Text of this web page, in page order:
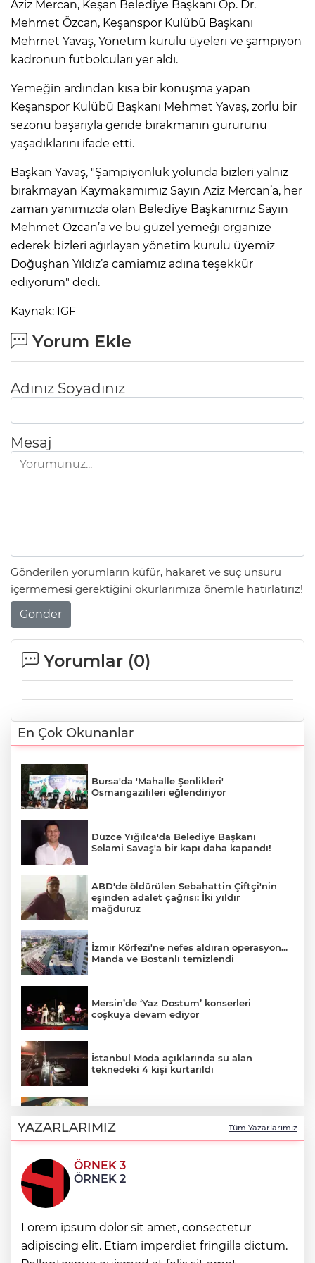
Aziz Mercan, Keşan Belediye Başkanı Op. Dr.
Mehmet Özcan, Keşanspor Kulübü Başkanı
Mehmet Yavaş, Yönetim kurulu üyeleri ve şampiyon
kadronun futbolcuları yer aldı.
Yemeğin ardından kısa bir konuşma yapan
Keşanspor Kulübü Başkanı Mehmet Yavaş, zorlu bir
sezonu başarıyla geride bırakmanın gururunu
yaşadıklarını ifade etti.
Başkan Yavaş, "Şampiyonluk yolunda bizleri yalnız
bırakmayan Kaymakamımız Sayın Aziz Mercan’a, her
zaman yanımızda olan Belediye Başkanımız Sayın
Mehmet Özcan’a ve bu güzel yemeği organize
ederek bizleri ağırlayan yönetim kurulu üyemiz
Doğuşhan Yıldız’a camiamız adına teşekkür
ediyorum" dedi.
Kaynak: IGF
Yorum Ekle
Adınız Soyadınız
Mesaj
Gönderilen yorumların küfür, hakaret ve suç unsuru
içermemesi gerektiğini okurlarımıza önemle hatırlatırız!
Gönder
Yorumlar (0)
En Çok Okunanlar
Bursa'da 'Mahalle Şenlikleri'
Osmangazilileri eğlendiriyor
Düzce Yığılca'da Belediye Başkanı
Selami Savaş'a bir kapı daha kapandı!
ABD'de öldürülen Sebahattin Çiftçi'nin
eşinden adalet çağrısı: İki yıldır
mağduruz
İzmir Körfezi'ne nefes aldıran operasyon...
Manda ve Bostanlı temizlendi
Mersin’de ‘Yaz Dostum’ konserleri
coşkuya devam ediyor
İstanbul Moda açıklarında su alan
teknedeki 4 kişi kurtarıldı
Ödülü... Kamu kategorisinde zirvede
Mylasa Band Ören’de coşkulu konser
verdi
İstanbul Maltepe’de zincir marketlere sıkı
denetim
YAZARLARIMIZ Tüm Yazarlarımız
ÖRNEK 3
ÖRNEK 2
Lorem ipsum dolor sit amet, consectetur
adipiscing elit. Etiam imperdiet fringilla dictum.